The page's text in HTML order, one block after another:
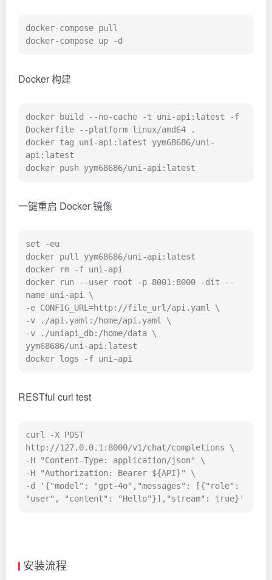
docker-compose pull
docker-compose up -d
Docker 构建
docker build --no-cache -t uni-api:latest -f
Dockerfile --platform linux/amd64 .
docker tag uni-api:latest yym68686/uni-
api:latest
docker push yym68686/uni-api:latest
一键重启 Docker 镜像
set -eu
docker pull yym68686/uni-api:latest
docker rm -f uni-api
docker run --user root -p 8001:8000 -dit --
name uni-api \
-e CONFIG_URL=http://file_url/api.yaml \
-v ./api.yaml:/home/api.yaml \
-v ./uniapi_db:/home/data \
yym68686/uni-api:latest
docker logs -f uni-api
RESTful curl test
curl -X POST
http://127.0.0.1:8000/v1/chat/completions \
-H "Content-Type: application/json" \
-H "Authorization: Bearer ${API}" \
-d '{"model": "gpt-4o","messages": [{"role":
"user", "content": "Hello"}],"stream": true}'
安装流程